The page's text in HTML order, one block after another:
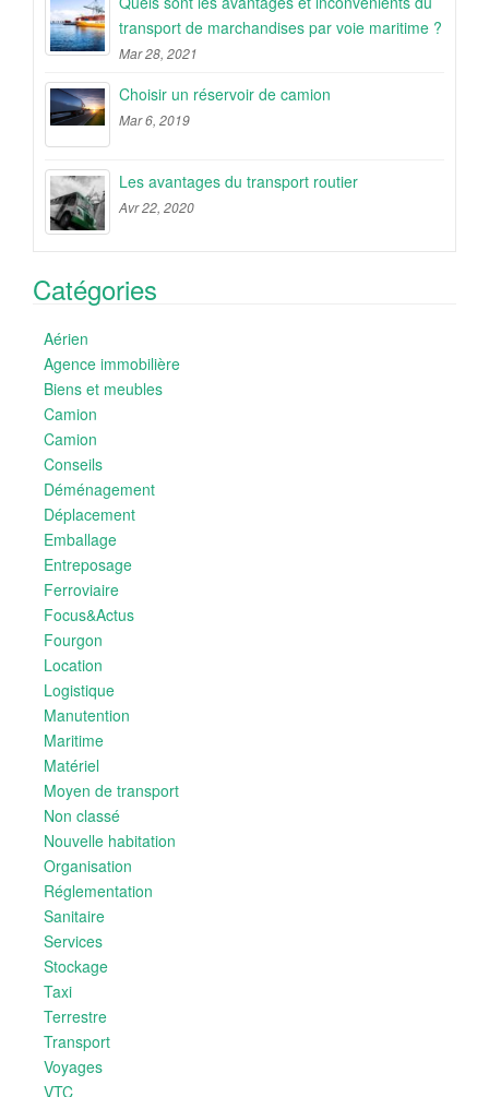
transport de marchandises par voie maritime ?
Mar 28, 2021
Choisir un réservoir de camion
Mar 6, 2019
Les avantages du transport routier
Avr 22, 2020
Catégories
Aérien
Agence immobilière
Biens et meubles
Camion
Camion
Conseils
Déménagement
Déplacement
Emballage
Entreposage
Ferroviaire
Focus&Actus
Fourgon
Location
Logistique
Manutention
Maritime
Matériel
Moyen de transport
Non classé
Nouvelle habitation
Organisation
Réglementation
Sanitaire
Services
Stockage
Taxi
Terrestre
Transport
Voyages
VTC